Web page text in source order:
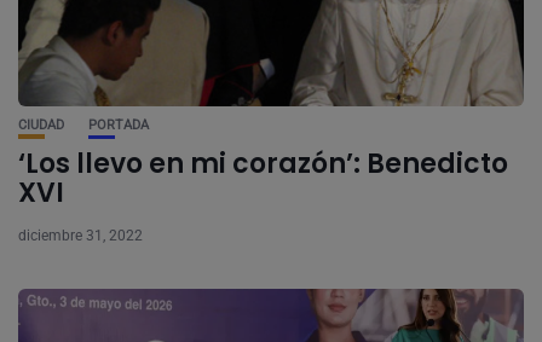
CIUDAD PORTADA
‘Los llevo en mi corazón’: Benedicto
XVI
diciembre 31, 2022